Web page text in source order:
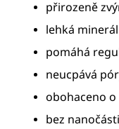
přirozeně
lehká
pomáhá
neucpává
obohaceno o
bez